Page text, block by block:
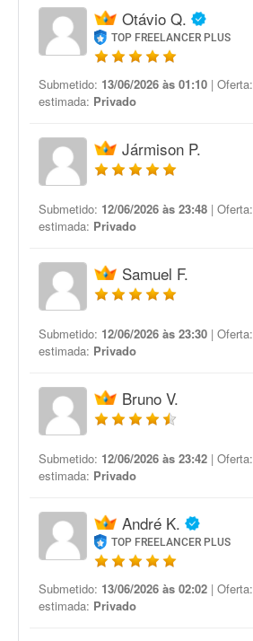
Otávio Q.
TOP FREELANCER PLUS
Submetido: 13/06/2026 às 01:10 | Oferta:
estimada: Privado
Jármison P.
Submetido: 12/06/2026 às 23:48 | Oferta:
estimada: Privado
Samuel F.
Submetido: 12/06/2026 às 23:30 | Oferta:
estimada: Privado
Bruno V.
Submetido: 12/06/2026 às 23:42 | Oferta:
estimada: Privado
André K.
TOP FREELANCER PLUS
Submetido: 13/06/2026 às 02:02 | Oferta:
estimada: Privado